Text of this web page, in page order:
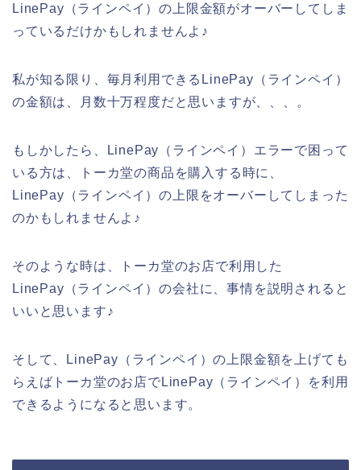
LinePay（ラインペイ）の上限金額がオーバーしてしま
っているだけかもしれませんよ♪
私が知る限り、毎月利用できるLinePay（ラインペイ）
の金額は、月数十万程度だと思いますが、、、。
もしかしたら、LinePay（ラインペイ）エラーで困って
いる方は、トーカ堂の商品を購入する時に、
LinePay（ラインペイ）の上限をオーバーしてしまった
のかもしれませんよ♪
そのような時は、トーカ堂のお店で利用した
LinePay（ラインペイ）の会社に、事情を説明されると
いいと思います♪
そして、LinePay（ラインペイ）の上限金額を上げても
らえばトーカ堂のお店でLinePay（ラインペイ）を利用
できるようになると思います。